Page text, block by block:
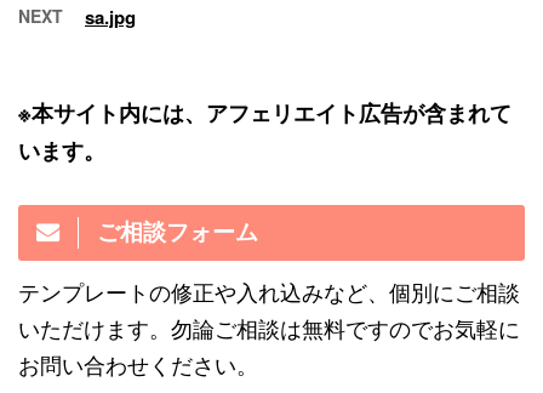
NEXT sa.jpg
※本サイト内には、アフェリエイト広告が含まれて
います。
ご相談フォーム
テンプレートの修正や入れ込みなど、個別にご相談
いただけます。勿論ご相談は無料ですのでお気軽に
お問い合わせください。